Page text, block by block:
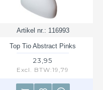
Artikel nr.: 116993
Top Tio Abstract Pinks
23,95
Excl. BTW:19,79